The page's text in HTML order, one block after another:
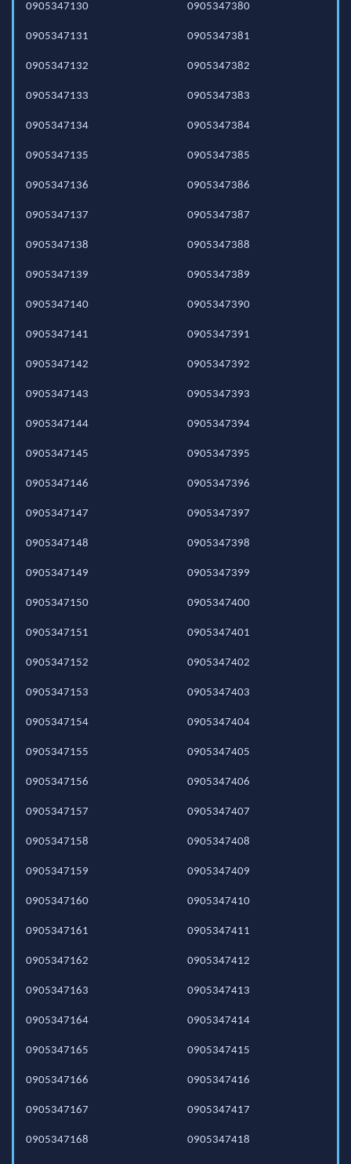
0905347130
0905347131
0905347132
0905347133
0905347134
0905347135
0905347136
0905347137
0905347138
0905347139
0905347140
0905347141
0905347142
0905347143
0905347144
0905347145
0905347146
0905347147
0905347148
0905347149
0905347150
0905347151
0905347152
0905347153
0905347154
0905347155
0905347156
0905347157
0905347158
0905347159
0905347160
0905347161
0905347162
0905347163
0905347164
0905347165
0905347166
0905347167
0905347168
0905347380
0905347381
0905347382
0905347383
0905347384
0905347385
0905347386
0905347387
0905347388
0905347389
0905347390
0905347391
0905347392
0905347393
0905347394
0905347395
0905347396
0905347397
0905347398
0905347399
0905347400
0905347401
0905347402
0905347403
0905347404
0905347405
0905347406
0905347407
0905347408
0905347409
0905347410
0905347411
0905347412
0905347413
0905347414
0905347415
0905347416
0905347417
0905347418